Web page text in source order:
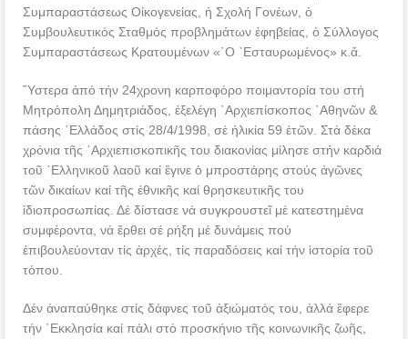
Συμπαραστάσεως Οἰκογενείας, ἡ Σχολή Γονέων, ὁ
Συμβουλευτικός Σταθμός προβλημάτων ἐφηβείας, ὁ Σύλλογος
Συμπαραστάσεως Κρατουμένων «῾Ο ᾿Εσταυρωμένος» κ.ἄ.
῞Υστερα ἀπό τήν 24χρονη καρποφόρο ποιμαντορία του στή
Μητρόπολη Δημητριάδος, ἐξελέγη ᾿Αρχιεπίσκοπος ᾿Αθηνῶν &
πάσης ῾Ελλάδος στίς 28/4/1998, σέ ἡλικία 59 ἐτῶν. Στά δέκα
χρόνια τῆς ᾿Αρχιεπισκοπικῆς του διακονίας μίλησε στήν καρδιά
τοῦ ῾Ελληνικοῦ λαοῦ καί ἔγινε ὁ μπροστάρης στούς ἀγῶνες
τῶν δικαίων καί τῆς ἐθνικῆς καί θρησκευτικῆς του
ἰδιοπροσωπίας. Δέ δίστασε νά συγκρουστεῖ μέ κατεστημένα
συμφέροντα, νά ἔρθει σέ ρήξη μέ δυνάμεις πού
ἐπιβουλεύονταν τίς ἀρχές, τίς παραδόσεις καί τήν ἱστορία τοῦ
τόπου.
Δέν ἀναπαύθηκε στίς δάφνες τοῦ ἀξιώματός του, ἀλλά ἔφερε
τήν ᾿Εκκλησία καί πάλι στό προσκήνιο τῆς κοινωνικῆς ζωῆς,